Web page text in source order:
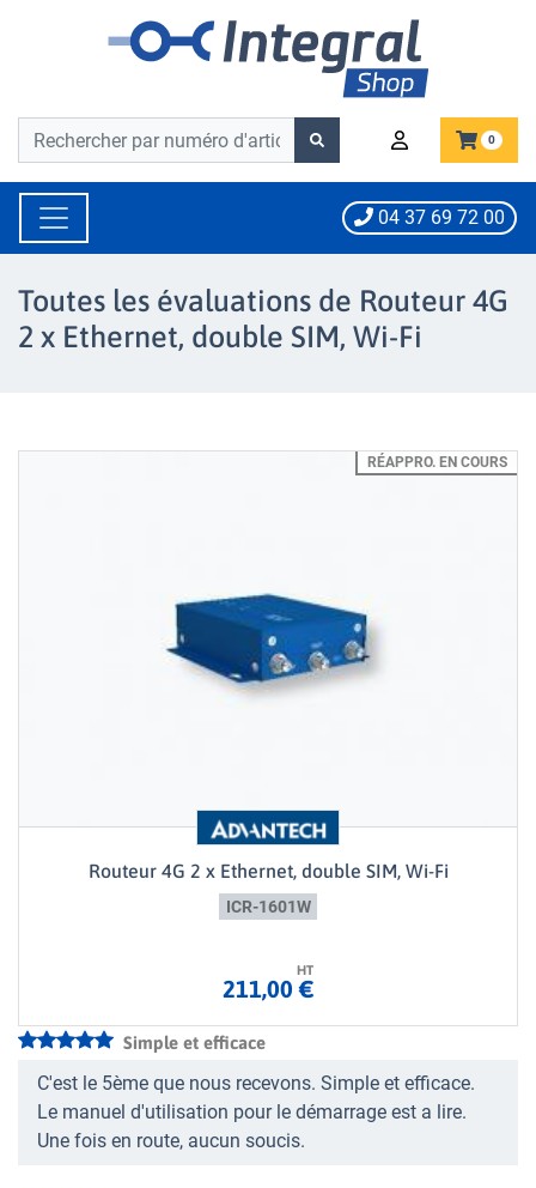
Barre de recherche
Barre de recherche 0
04 37 69 72 00
Toutes les évaluations de Routeur 4G
2 x Ethernet, double SIM, Wi-Fi
RÉAPPRO. EN COURS
Routeur 4G 2 x Ethernet, double SIM, Wi-Fi
ICR-1601W
HT
211,00 €
Simple et efficace
C'est le 5ème que nous recevons. Simple et efficace.
Le manuel d'utilisation pour le démarrage est a lire.
Une fois en route, aucun soucis.